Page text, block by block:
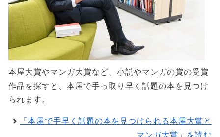
本屋大賞やマンガ大賞など、小説やマンガの賞の受賞
作品を探すと、本屋で手っ取り早く話題の本を見つけ
られます。
「本屋で手早く話題の本を見つけられる本屋大賞と
マンガ大賞」を読む